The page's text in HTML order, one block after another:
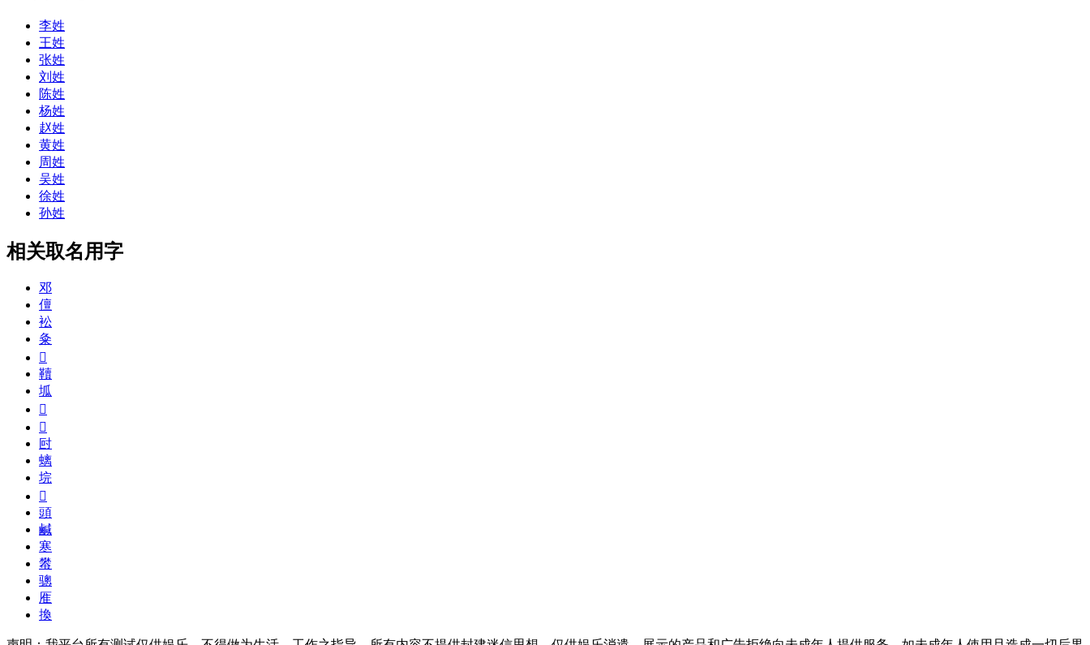
李姓
王姓
张姓
刘姓
陈姓
杨姓
赵姓
黄姓
周姓
吴姓
徐姓
孙姓
相关取名用字
邓
儃
衳
粂
𨾃
韇
坬
𨴠
𠻦
尀
螭
垸
𦒫
頭
鹹
寒
蠜
骢
㕍
換